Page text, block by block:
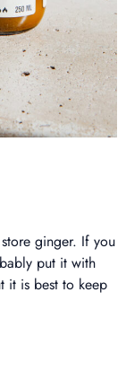
ginger. If you
put it with
it is best to keep